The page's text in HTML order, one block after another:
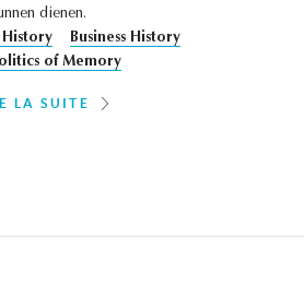
dienen.
Business History
of Memory
LA SUITE